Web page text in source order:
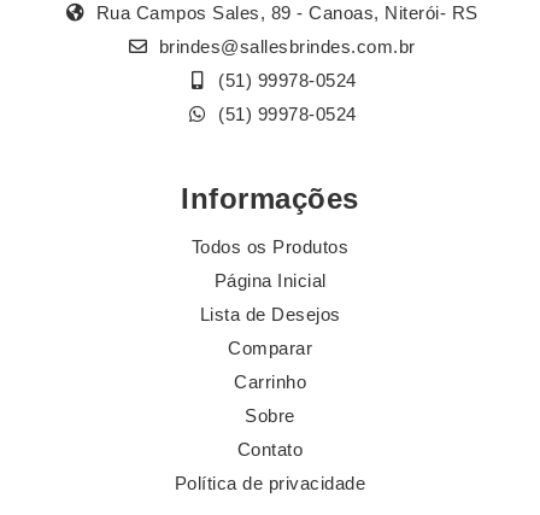
Rua Campos Sales, 89 - Canoas, Niterói- RS
brindes@sallesbrindes.com.br
(51) 99978-0524
(51) 99978-0524
Informações
Todos os Produtos
Página Inicial
Lista de Desejos
Comparar
Carrinho
Sobre
Contato
Política de privacidade